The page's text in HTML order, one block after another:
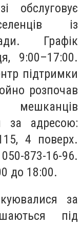
обслуговує
із
Графік
9:00–17:00.
підтримки
розпочав
за адресою:
4 поверх.
873-16-96.
до 18:00.
за
під